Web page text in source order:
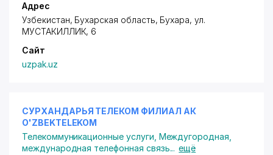
Адрес
Узбекистан, Бухарская область, Бухара,ул.
МУСТАКИЛЛИК, 6
Сайт
uzpak.uz
СУРХАНДАРЬЯ ТЕЛЕКОМ ФИЛИАЛ АК
O'ZBEKTELEKOM
Телекоммуникационные услуги Междугородная,
международная телефонная связь... ещё